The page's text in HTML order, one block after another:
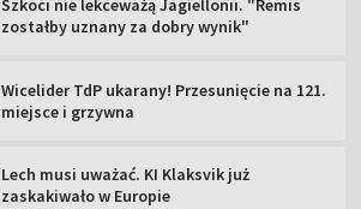
Szkoci nie lekceważą Jagiellonii. "Remis
zostałby uznany za dobry wynik"
Wicelider TdP ukarany! Przesunięcie na 121.
miejsce i grzywna
Lech musi uważać. KI Klaksvik już
zaskakiwało w Europie